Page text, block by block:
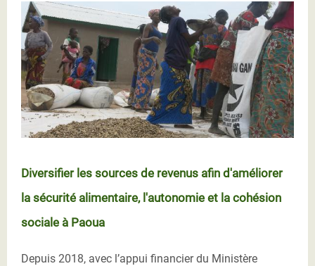
Diversifier les sources de revenus afin d'améliorer
la sécurité alimentaire, l'autonomie et la cohésion
sociale à Paoua
Depuis 2018, avec l’appui financier du Ministère